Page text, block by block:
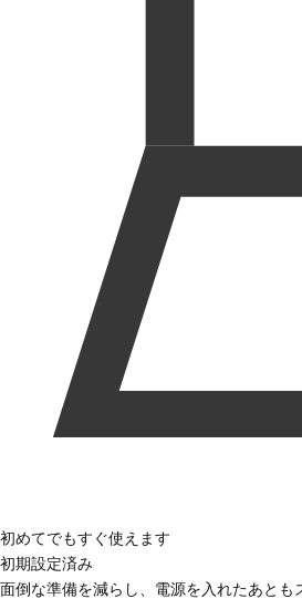
初めてでもすぐ使えます
初期設定済み
面倒な準備を減らし、電源を入れたあと